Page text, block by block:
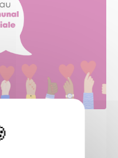
profit du
Sociale (CCAS)